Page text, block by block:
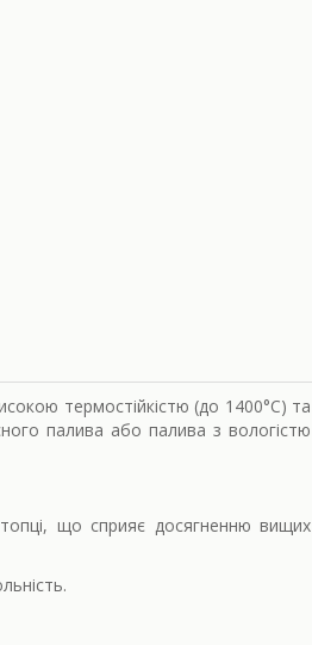
термостійкістю (до 1400°C) та
палива або палива з вологістю
що сприяє досягненню вищих